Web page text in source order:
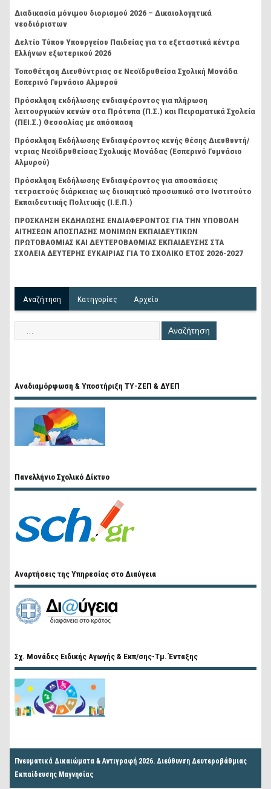
Διαδικασία μόνιμου διορισμού 2026 – Δικαιολογητικά
νεοδιόριστων
Δελτίο Τύπου Υπουργείου Παιδείας για τα εξεταστικά κέντρα
Ελλήνων εξωτερικού 2026
Τοποθέτηση Διευθύντριας σε Νεοϊδρυθείσα Σχολική Μονάδα
Εσπερινό Γυμνάσιο Αλμυρού
Πρόσκληση εκδήλωσης ενδιαφέροντος για πλήρωση
λειτουργικών κενών στα Πρότυπα (Π.Σ.) και Πειραματικά Σχολεία
(ΠΕΙ.Σ.) Θεσσαλίας με απόσπαση
Πρόσκληση Εκδήλωσης Ενδιαφέροντος κενής θέσης Διευθυντή/
ντριας Νεοϊδρυθείσας Σχολικής Μονάδας (Εσπερινό Γυμνάσιο
Αλμυρού)
Πρόσκληση Εκδήλωσης Ενδιαφέροντος για αποσπάσεις
τετραετούς διάρκειας ως διοικητικό προσωπικό στο Ινστιτούτο
Εκπαιδευτικής Πολιτικής (Ι.Ε.Π.)
ΠΡΟΣΚΛΗΣΗ ΕΚΔΗΛΩΣΗΣ ΕΝΔΙΑΦΕΡΟΝΤΟΣ ΓΙΑ ΤΗΝ ΥΠΟΒΟΛΗ
ΑΙΤΗΣΕΩΝ ΑΠΟΣΠΑΣΗΣ ΜΟΝΙΜΩΝ ΕΚΠΑΙΔΕΥΤΙΚΩΝ
ΠΡΩΤΟΒΑΘΜΙΑΣ ΚΑΙ ΔΕΥΤΕΡΟΒΑΘΜΙΑΣ ΕΚΠΑΙΔΕΥΣΗΣ ΣΤΑ
ΣΧΟΛΕΙΑ ΔΕΥΤΕΡΗΣ ΕΥΚΑΙΡΙΑΣ ΓΙΑ ΤΟ ΣΧΟΛΙΚΟ ΕΤΟΣ 2026-2027
Αναζήτηση Kατηγορίες Αρχείο
Αναδιαμόρφωση & Υποστήριξη ΤΥ-ΖΕΠ & ΔΥΕΠ
Πανελλήνιο Σχολικό Δίκτυο
Αναρτήσεις της Υπηρεσίας στο Διαύγεια
Σχ. Μονάδες Ειδικής Αγωγής & Εκπ/σης-Τμ. Ένταξης
Πνευματικά Δικαιώματα & Αντιγραφή 2026. Διεύθυνση Δευτεροβάθμιας
Εκπαίδευσης Μαγνησίας